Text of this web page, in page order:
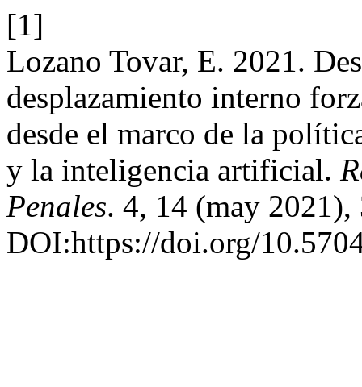
[1]
Lozano Tovar, E. 2021.
desplazamiento interno
desde el marco de la
y la inteligencia artificial.
Penales. 4, 14 (may 2021),
DOI:https://doi.org/